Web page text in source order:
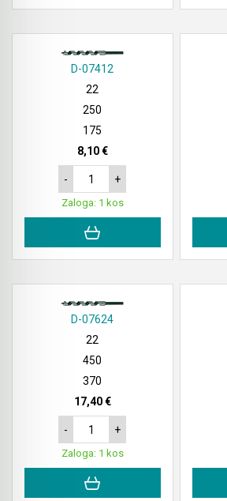
D-07412
22
250
175
8,10 €
- +
Zaloga: 1 kos
D-07624
22
450
370
17,40 €
- +
Zaloga: 1 kos